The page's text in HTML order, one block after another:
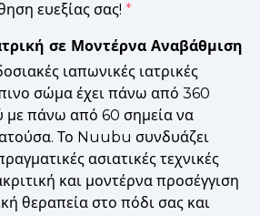
ευεξίας σας! *
σε Μοντέρνα Αναβάθμιση
ιαπωνικές ιατρικές
σώμα έχει πάνω από 360
με πάνω από 60 σημεία να
Το Nuubu συνδυάζει
ασιατικές τεχνικές
και μοντέρνα προσέγγιση
θεραπεία στο πόδι σας και